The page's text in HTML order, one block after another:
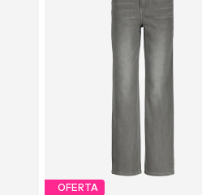
OFERTA